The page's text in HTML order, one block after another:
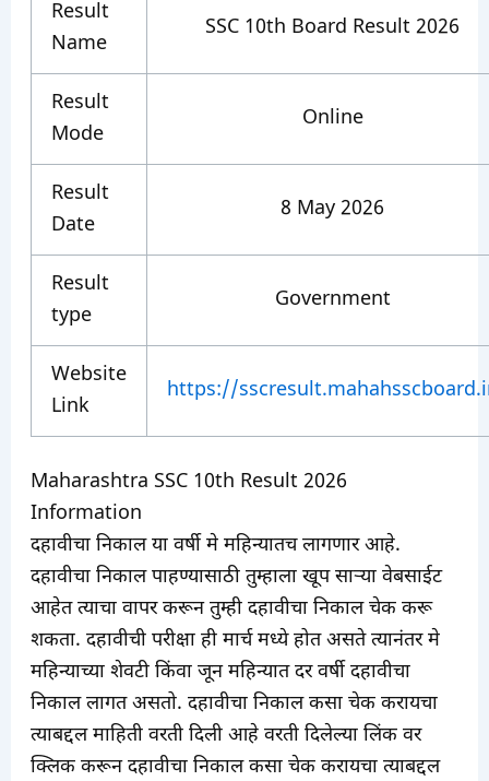
Result
Name
SSC 10th Board Result 2026
Result
Mode
Online
Result
Date
8 May 2026
Result
type
Government
Website
Link
https://
Maharashtra SSC 10th Result 2026
Information
दहावीचा निकाल या वर्षी मे महिन्यातच लागणार आहे.
दहावीचा निकाल पाहण्यासाठी तुम्हाला खूप सार्‍या वेबसाईट
आहेत त्याचा वापर करून तुम्ही दहावीचा निकाल चेक करू
शकता. दहावीची परीक्षा ही मार्च मध्ये होत असते त्यानंतर मे
महिन्याच्या शेवटी किंवा जून महिन्यात दर वर्षी दहावीचा
निकाल लागत असतो. दहावीचा निकाल कसा चेक करायचा
त्याबद्दल माहिती वरती दिली आहे वरती दिलेल्या लिंक वर
क्लिक करून दहावीचा निकाल कसा चेक करायचा त्याबद्दल